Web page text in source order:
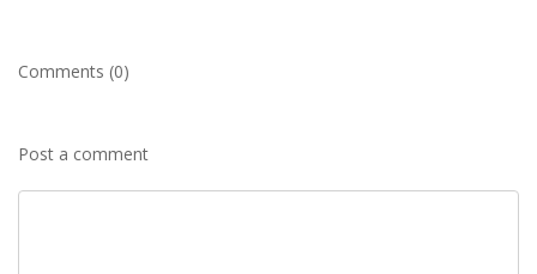
Comments (0)
Post a comment